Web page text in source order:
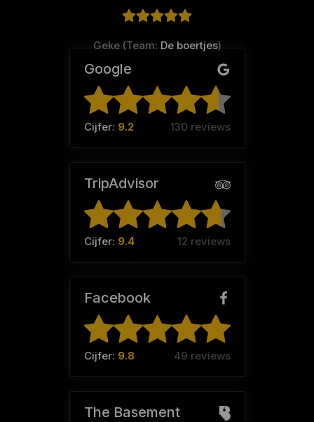
Geke (Team: De boertjes)
Google
Cijfer: 9.2 130 reviews
TripAdvisor
Cijfer: 9.4 12 reviews
Facebook
Cijfer: 9.8 49 reviews
The Basement